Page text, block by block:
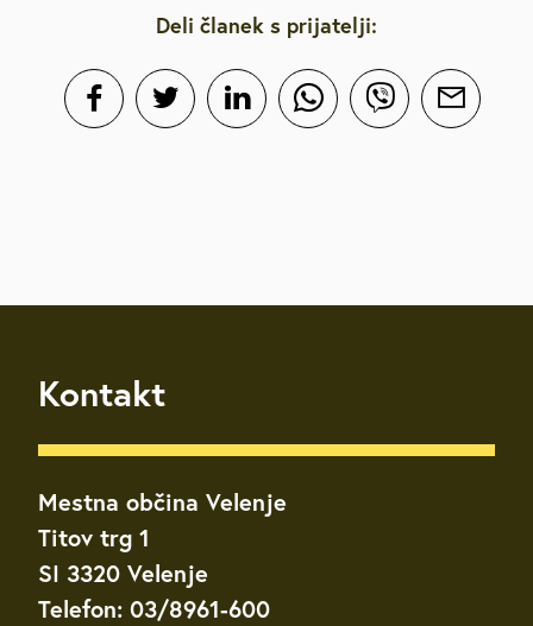
Deli članek s prijatelji:
Kontakt
Mestna občina Velenje
Titov trg 1
SI 3320 Velenje
Telefon: 03/8961-600